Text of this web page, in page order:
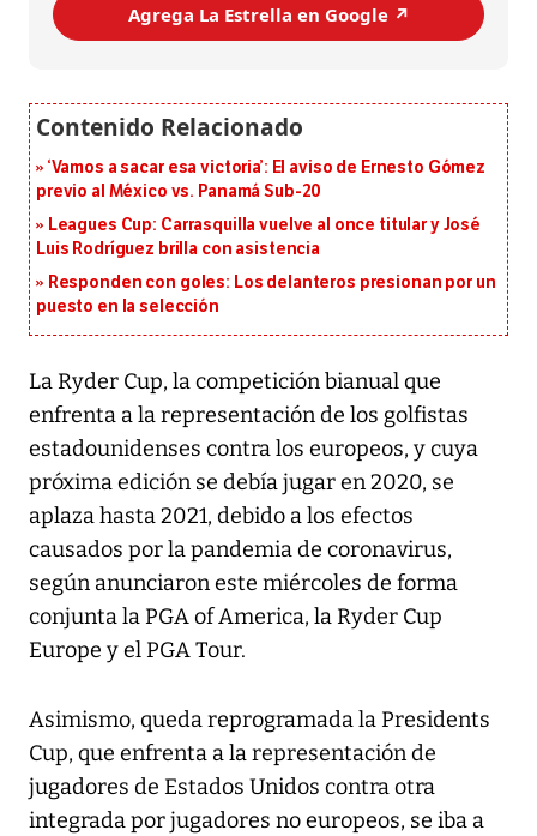
Agrega La Estrella en Google ↗️
‘Vamos a sacar esa victoria’: El aviso de Ernesto Gómez
previo al México vs. Panamá Sub-20
Leagues Cup: Carrasquilla vuelve al once titular y José
Luis Rodríguez brilla con asistencia
Responden con goles: Los delanteros presionan por un
puesto en la selección
La Ryder Cup, la competición bianual que
enfrenta a la representación de los golfistas
estadounidenses contra los europeos, y cuya
próxima edición se debía jugar en 2020, se
aplaza hasta 2021, debido a los efectos
causados por la pandemia de coronavirus,
según anunciaron este miércoles de forma
conjunta la PGA of America, la Ryder Cup
Europe y el PGA Tour.
Asimismo, queda reprogramada la Presidents
Cup, que enfrenta a la representación de
jugadores de Estados Unidos contra otra
integrada por jugadores no europeos, se iba a